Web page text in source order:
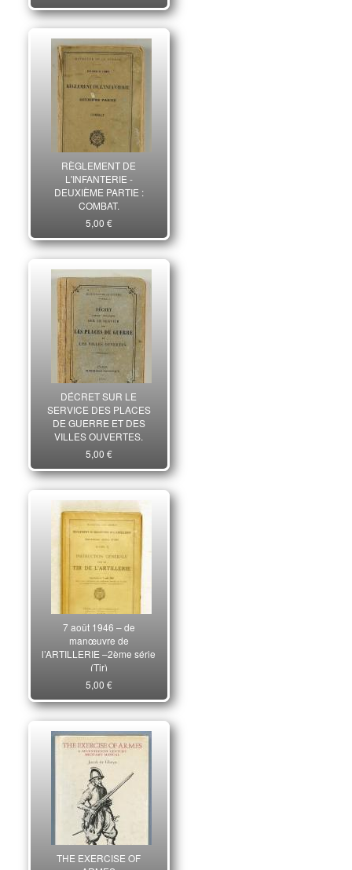
RÈGLEMENT DE
L'INFANTERIE -
DEUXIÈME PARTIE :
COMBAT.
5,00 €
DÉCRET SUR LE
SERVICE DES PLACES
DE GUERRE ET DES
VILLES OUVERTES,
PARIS 1898.
5,00 €
7 août 1946 – de
manœuvre de
l’ARTILLERIE –2ème série
(Tir)
5,00 €
THE EXERCISE OF